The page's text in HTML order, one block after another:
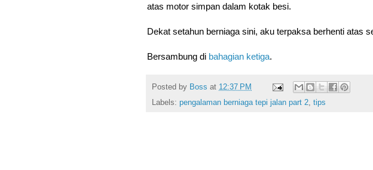
atas motor simpan dalam kotak besi.
Dekat setahun berniaga sini, aku terpaksa berhenti atas
Bersambung di bahagian ketiga.
Posted by Boss at 12:37 PM
Labels: pengalaman berniaga tepi jalan part 2, tips